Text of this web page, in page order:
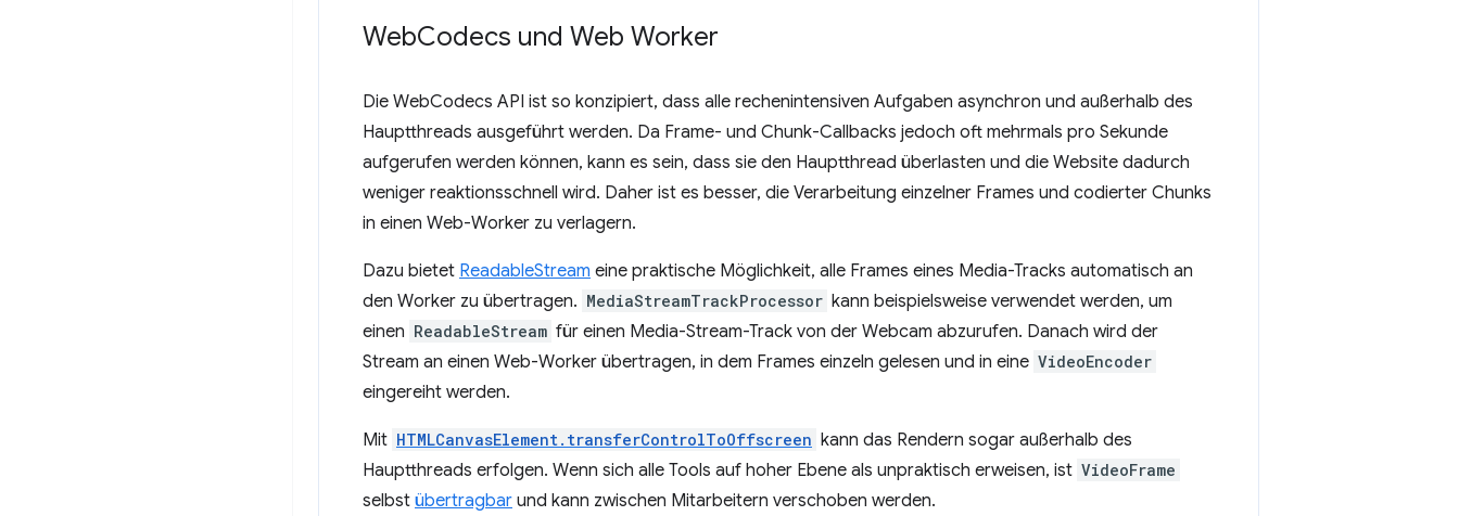
WebCodecs und Web Worker
Die WebCodecs API ist so konzipiert, dass alle rechenintensiven Aufgaben asynchron und außerhalb des
Hauptthreads ausgeführt werden. Da Frame- und Chunk-Callbacks jedoch oft mehrmals pro Sekunde
aufgerufen werden können, kann es sein, dass sie den Hauptthread überlasten und die Website dadurch
weniger reaktionsschnell wird. Daher ist es besser, die Verarbeitung einzelner Frames und codierter Chunks
in einen Web-Worker zu verlagern.
Dazu bietet ReadableStream eine praktische Möglichkeit, alle Frames eines Media-Tracks automatisch an
den Worker zu übertragen. MediaStreamTrackProcessor kann beispielsweise verwendet werden, um
einen ReadableStream für einen Media-Stream-Track von der Webcam abzurufen. Danach wird der
Stream an einen Web-Worker übertragen, in dem Frames einzeln gelesen und in eine VideoEncoder
eingereiht werden.
Mit HTMLCanvasElement.transferControlToOffscreen kann das Rendern sogar außerhalb des
Hauptthreads erfolgen. Wenn sich alle Tools auf hoher Ebene als unpraktisch erweisen, ist VideoFrame
selbst übertragbar und kann zwischen Mitarbeitern verschoben werden.